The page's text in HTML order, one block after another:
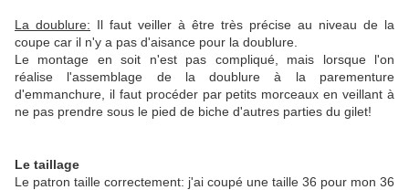
La doublure: Il faut veiller à être très précise au niveau de la
coupe car il n'y a pas d'aisance pour la doublure.
Le montage en soit n'est pas compliqué, mais lorsque l'on
réalise l'assemblage de la doublure à la parementure
d'emmanchure, il faut procéder par petits morceaux en veillant à
ne pas prendre sous le pied de biche d'autres parties du gilet!
Le taillage
Le patron taille correctement: j'ai coupé une taille 36 pour mon 36